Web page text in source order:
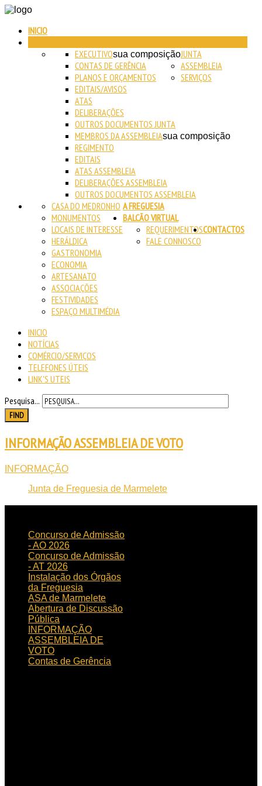
INICIO
JUNTA
EXECUTIVOsua composição
CONTAS DE GERÊNCIA
PLANOS E ORÇAMENTOS
EDITAIS/AVISOS
ATAS
DELIBERAÇÕES
OUTROS DOCUMENTOS JUNTA
ASSEMBLEIA
MEMBROS DA ASSEMBLEIAsua composição
REGIMENTO
EDITAIS
ATAS ASSEMBLEIA
DELIBERAÇÕES ASSEMBLEIA
OUTROS DOCUMENTOS ASSEMBLEIA
SERVIÇOS
A FREGUESIA
CASA DO MEDRONHO
MONUMENTOS
LOCAIS DE INTERESSE
HERÁLDICA
GASTRONOMIA
ECONOMIA
ARTESANATO
ASSOCIAÇÕES
FESTIVIDADES
ESPAÇO MULTIMÉDIA
BALCÃO VIRTUAL
REQUERIMENTOS
FALE CONNOSCO
CONTACTOS
INICIO
NOTÍCIAS
COMÉRCIO/SERVIÇOS
TELEFONES ÚTEIS
LINK'S UTEIS
Pesquisa...
FIND
INFORMAÇÃO ASSEMBLEIA DE VOTO
INFORMAÇÃO
Junta de Freguesia de Marmelete
Concurso de Admissão
- AO 2026
Concurso de Admissão
- AT 2026
Instalação dos Órgãos
da Freguesia
ASA de Marmelete
Abertura de Discussão
Pública
INFORMAÇÃO
ASSEMBLEIA DE
VOTO
Contas de Gerência